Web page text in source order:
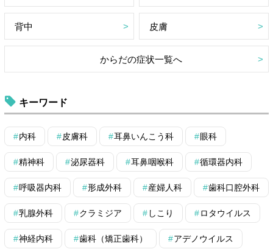
背中 皮膚
からだの症状一覧へ
キーワード
内科 皮膚科 耳鼻いんこう科 眼科
精神科 泌尿器科 耳鼻咽喉科 循環器内科
呼吸器内科 形成外科 産婦人科 歯科口腔外科
乳腺外科 クラミジア しこり ロタウイルス
神経内科 歯科（矯正歯科） アデノウイルス